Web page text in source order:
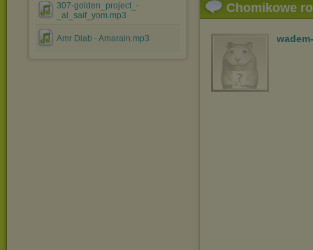
307-golden_project_-
_al_saif_yom.mp3
Amr Diab - Amarain.mp3
Chomikowe